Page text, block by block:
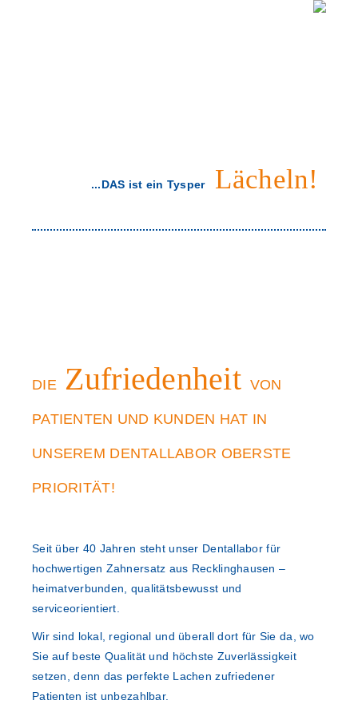
...DAS ist ein Tysper Lächeln!
DIE Zufriedenheit VON
PATIENTEN UND KUNDEN HAT IN
UNSEREM DENTALLABOR OBERSTE
PRIORITÄT!
Seit über 40 Jahren steht unser Dentallabor für
hochwertigen Zahnersatz aus Recklinghausen –
heimatverbunden, qualitätsbewusst und
serviceorientiert.
Wir sind lokal, regional und überall dort für Sie da, wo
Sie auf beste Qualität und höchste Zuverlässigkeit
setzen, denn das perfekte Lachen zufriedener
Patienten ist unbezahlbar.